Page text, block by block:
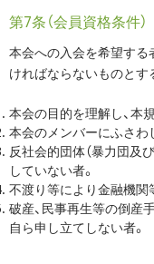
第7条（会員資格条件）
本会への入会を希望する
ければならないものとす
本会の目的を理解し、本
本会のメンバーにふさわ
反社会的団体（暴力団及
していない者。
不渡り等により金融機関
破産、民事再生等の倒産
自ら申し立てしない者。